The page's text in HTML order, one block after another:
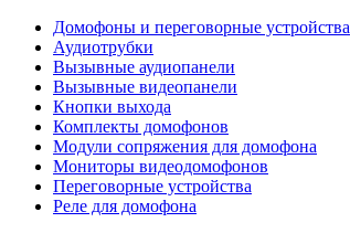
Домофоны и переговорные устройства
Аудиотрубки
Вызывные аудиопанели
Вызывные видеопанели
Кнопки выхода
Комплекты домофонов
Модули сопряжения для домофона
Мониторы видеодомофонов
Переговорные устройства
Реле для домофона